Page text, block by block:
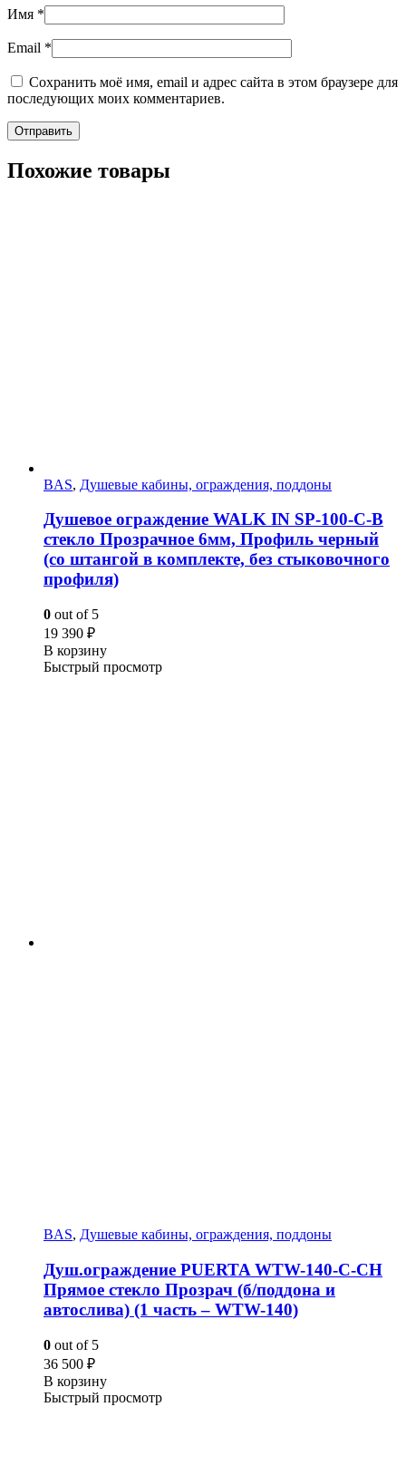
Имя *
Email *
Сохранить моё имя, email и адрес сайта в этом браузере для
последующих моих комментариев.
Похожие товары
BAS, Душевые кабины, ограждения, поддоны
Душевое ограждение WALK IN SP-100-C-B
стекло Прозрачное 6мм, Профиль черный
(со штангой в комплекте, без стыковочного
профиля)
0 out of 5
19 390 ₽
В корзину
Быстрый просмотр
BAS, Душевые кабины, ограждения, поддоны
Душ.ограждение PUERTA WTW-140-С-СH
Прямое стекло Прозрач (б/поддона и
автослива) (1 часть – WTW-140)
0 out of 5
36 500 ₽
В корзину
Быстрый просмотр